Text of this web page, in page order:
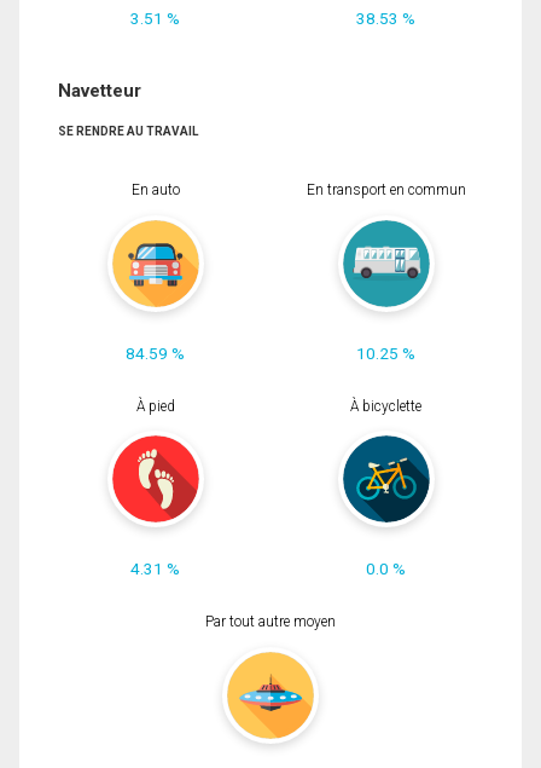
3.51 % 38.53 %
Navetteur
SE RENDRE AU TRAVAIL
En auto
84.59 %
En transport en commun
10.25 %
À pied
4.31 %
À bicyclette
0.0 %
Par tout autre moyen